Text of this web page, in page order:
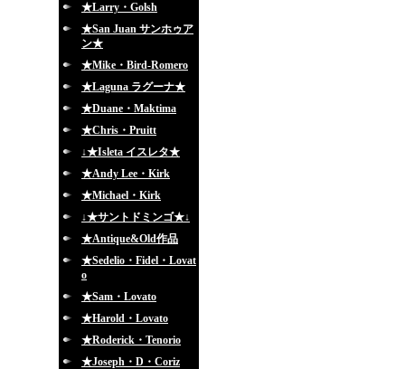
★Larry・Golsh
★San Juan サンホゥア
ン★
★Mike・Bird-Romero
★Laguna ラグーナ★
★Duane・Maktima
★Chris・Pruitt
↓★Isleta イスレタ★
★Andy Lee・Kirk
★Michael・Kirk
↓★サントドミンゴ★↓
★Antique&Old作品
★Sedelio・Fidel・Lovat
o
★Sam・Lovato
★Harold・Lovato
★Roderick・Tenorio
★Joseph・D・Coriz